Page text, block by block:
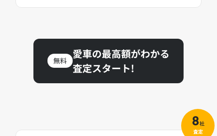
無料
愛車の最高額がわかる
査定スタート!
8社
査定